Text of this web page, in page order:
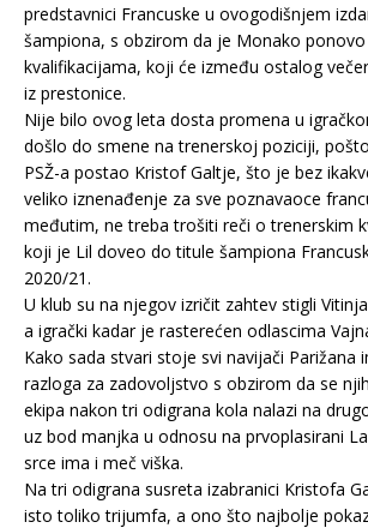
predstavnici Francuske u ovogodišnjem
šampiona, s obzirom da je Monako ponovo
kvalifikacijama, koji će između ostalog
iz prestonice.
Nije bilo ovog leta dosta promena u
došlo do smene na trenerskoj poziciji,
PSŽ-a postao Kristof Galtje, što je bez
veliko iznenađenje za sve poznavaoce
međutim, ne treba trošiti reči o trenerskim
koji je Lil doveo do titule šampiona
2020/21.
U klub su na njegov izričit zahtev stigli
a igrački kadar je rasterećen odlascima
Kako sada stvari stoje svi navijači Parižana
razloga za zadovoljstvo s obzirom da se
ekipa nakon tri odigrana kola nalazi na
uz bod manjka u odnosu na prvoplasirani
srce ima i meč viška.
Na tri odigrana susreta izabranici Kristofa
isto toliko trijumfa, a ono što najbolje